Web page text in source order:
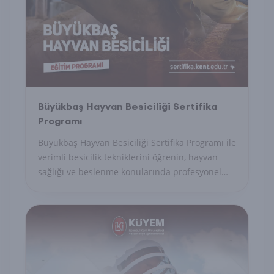
Büyükbaş Hayvan Besiciliği Sertifika
Programı
Büyükbaş Hayvan Besiciliği Sertifika Programı ile
verimli besicilik tekniklerini öğrenin, hayvan
sağlığı ve beslenme konularında profesyonel